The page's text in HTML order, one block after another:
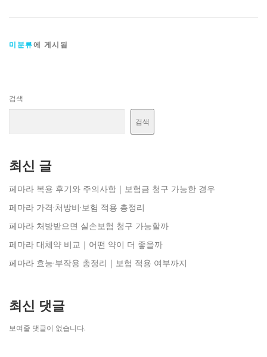
미분류에 게시됨
검색
검색
최신 글
페마라 복용 후기와 주의사항｜보험금 청구 가능한 경우
페마라 가격·처방비·보험 적용 총정리
페마라 처방받으면 실손보험 청구 가능할까
페마라 대체약 비교｜어떤 약이 더 좋을까
페마라 효능·부작용 총정리｜보험 적용 여부까지
최신 댓글
보여줄 댓글이 없습니다.